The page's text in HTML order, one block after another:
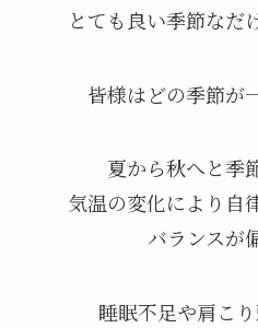
とても良い季節なだ
皆様はどの季節が
夏から秋へと季
気温の変化により自
バランスが
睡眠不足や肩こり